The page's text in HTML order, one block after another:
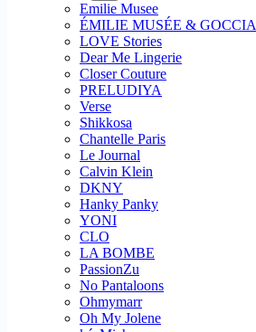
Emilie Musee
ÉMILIE MUSÉE & GOCCIA
LOVE Stories
Dear Me Lingerie
Closer Couture
PRELUDIYA
Verse
Shikkosa
Chantelle Paris
Le Journal
Calvin Klein
DKNY
Hanky Panky
YONI
CLO
LA BOMBE
PassionZu
No Pantaloons
Ohmymarr
Oh My Jolene